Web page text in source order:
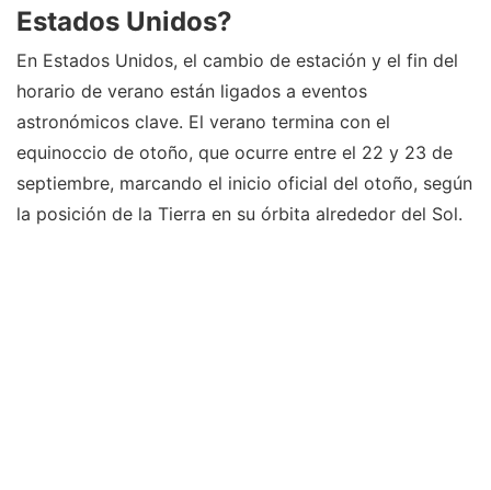
Estados Unidos?
En Estados Unidos, el cambio de estación y el fin del
horario de verano están ligados a eventos
astronómicos clave. El verano termina con el
equinoccio de otoño, que ocurre entre el 22 y 23 de
septiembre, marcando el inicio oficial del otoño, según
la posición de la Tierra en su órbita alrededor del Sol.